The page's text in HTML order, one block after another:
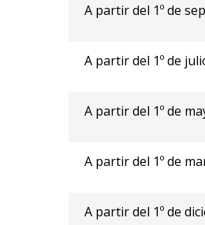
A partir del 1º de
A partir del 1º de
A partir del 1º de
A partir del 1º de
A partir del 1º de